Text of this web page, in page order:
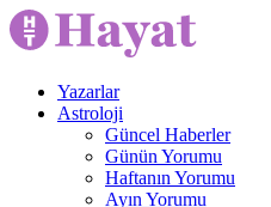
Yazarlar
Astroloji
Güncel Haberler
Günün Yorumu
Haftanın Yorumu
Ayın Yorumu